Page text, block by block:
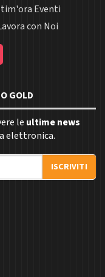
Eventi
con Noi
GOLD
le ultime news
elettronica.
ISCRIVITI